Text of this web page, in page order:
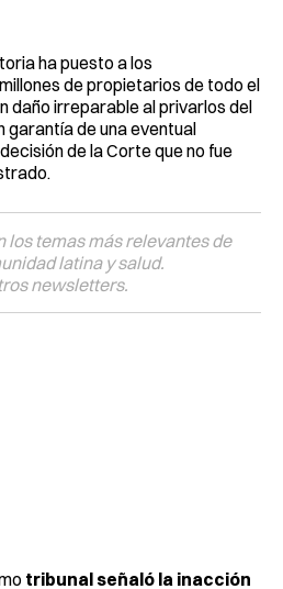
ha puesto a los
de propietarios de todo el
daño irreparable al privarlos del
garantía de una eventual
de la Corte que no fue
los temas más relevantes de
latina y salud.
newsletters.
tribunal señaló la inacción